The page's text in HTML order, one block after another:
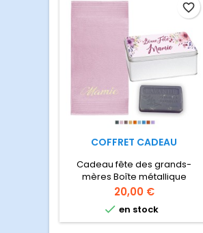
COFFRET CADEAU
Cadeau fête des grands-
mères Boîte métallique
comprenant une petite
serviette brodée à
personnaliser et un savon
parfumé idéale pour la peau
Prix
20,00 €
 en stock
favorite_border